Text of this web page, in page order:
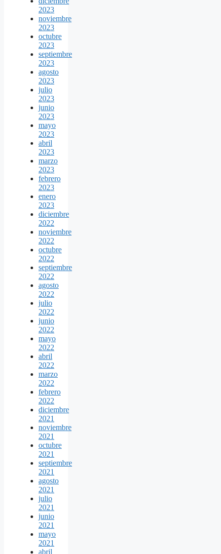
2023
noviembre
2023
octubre
2023
septiembre
2023
agosto
2023
julio
2023
junio
2023
mayo
2023
abril
2023
marzo
2023
febrero
2023
enero
2023
diciembre
2022
noviembre
2022
octubre
2022
septiembre
2022
agosto
2022
julio
2022
junio
2022
mayo
2022
abril
2022
marzo
2022
febrero
2022
diciembre
2021
noviembre
2021
octubre
2021
septiembre
2021
agosto
2021
julio
2021
junio
2021
mayo
2021
abril